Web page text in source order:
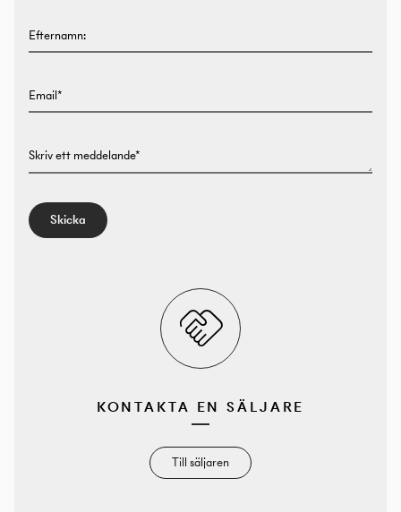
Efternamn:
Email*
Skriv ett meddelande*
Skicka
KONTAKTA EN SÄLJARE
Till säljaren